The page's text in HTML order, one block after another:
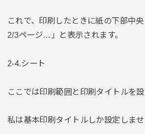
これで、印刷したときに紙の下部中央
2/3ページ…」と表示されます。
2-4.シート
ここでは印刷範囲と印刷タイトルを設
私は基本印刷タイトルしか設定しませ